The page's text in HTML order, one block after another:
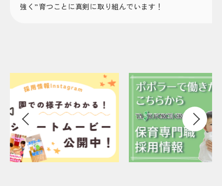
強く”育つことに真剣に取り組んでいます！